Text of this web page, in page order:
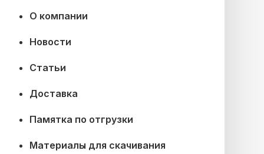
О компании
Новости
Статьи
Доставка
Памятка по отгрузки
Материалы для скачивания